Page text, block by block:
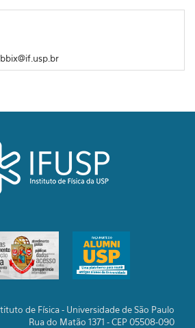
de Física - Universidade de São Paulo
Rua do Matão 1371 - CEP 05508-090